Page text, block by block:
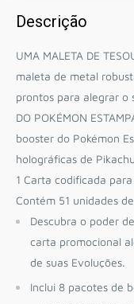
Descrição
UMA MALETA DE
maleta de metal
prontos para alegrar o
DO POKÉMON
booster do Pokémon
holográficas de
1 Carta codificada
Contém 51 unidades
Descubra o poder
carta promocional
de suas Evoluções.
Inclui 8 pacotes de